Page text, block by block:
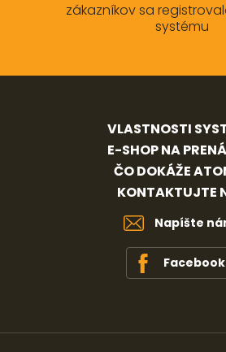
zákazníkov sa
systému
VLASTNOSTI
E-SHOP NA
ČO DOKÁŽE
KONTAKTUJTE
Napíšte
Facebook